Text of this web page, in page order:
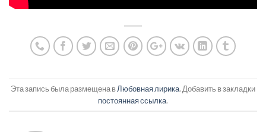
Эта запись была размещена вЛюбовная лирика. Добавить в закладки
постоянная ссылка.